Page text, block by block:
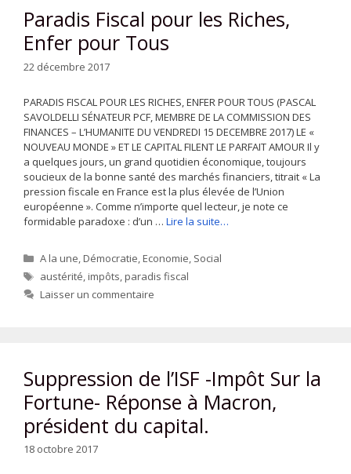
Paradis Fiscal pour les Riches,
Enfer pour Tous
22 décembre 2017
PARADIS FISCAL POUR LES RICHES, ENFER POUR TOUS (PASCAL
SAVOLDELLI SÉNATEUR PCF, MEMBRE DE LA COMMISSION DES
FINANCES – L’HUMANITE DU VENDREDI 15 DECEMBRE 2017) LE «
NOUVEAU MONDE » ET LE CAPITAL FILENT LE PARFAIT AMOUR Il y
a quelques jours, un grand quotidien économique, toujours
soucieux de la bonne santé des marchés financiers, titrait « La
pression fiscale en France est la plus élevée de l’Union
européenne ». Comme n’importe quel lecteur, je note ce
formidable paradoxe : d’un … Lire la suite…
Catégories
A la une Démocratie Economie Social
Étiquettes
austérité impôts paradis fiscal
Laisser un commentaire
Suppression de l’ISF -Impôt Sur la
Fortune- Réponse à Macron,
président du capital.
18 octobre 2017